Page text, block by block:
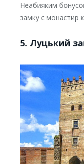
Неабияким
замку є монастир
5. Луцький